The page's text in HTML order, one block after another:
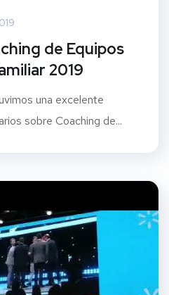
de Equipos
2019
una excelente
sobre Coaching de...